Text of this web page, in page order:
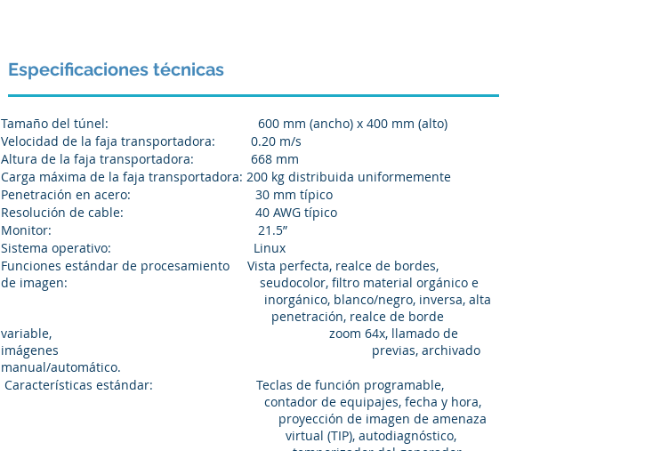
Especificaciones técnicas
Tamaño del túnel: 600 mm (ancho) x 400 mm (alto)
Velocidad de la faja transportadora: 0.20 m/s
Altura de la faja transportadora: 668 mm
Carga máxima de la faja transportadora: 200 kg distribuida uniformemente
Penetración en acero: 30 mm típico
Resolución de cable: 40 AWG típico
Monitor: 21.5”
Sistema operativo: Linux
Funciones estándar de procesamiento Vista perfecta, realce de bordes,
de imagen: seudocolor, filtro material orgánico e
inorgánico, blanco/negro, inversa, alta
penetración, realce de borde
variable, zoom 64x, llamado de
imágenes previas, archivado
manual/automático.
Características estándar: Teclas de función programable,
contador de equipajes, fecha y hora,
proyección de imagen de amenaza
virtual (TIP), autodiagnóstico,